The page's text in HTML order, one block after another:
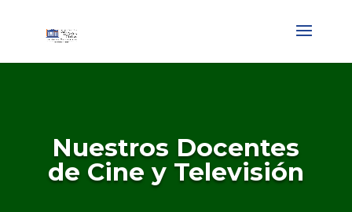
Nuestros Docentes
de Cine y Televisión